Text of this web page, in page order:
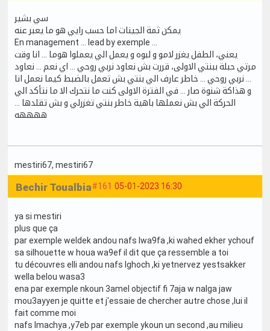
سي بشير
يمكن ثمة الجينات اما حسب رايي هو ما يعبر عنه
En management … lead by exemple …
يعني، الطفل يغزر لامو و لبوه و يعمل الي يعملوا هوما … انا وقت
مرتي حبلة ببنتي الاولى، قررت بش نعاود نربي روحي … اي نعم … نعاود
و هذاكة شنوة صار … في الفترة الاولى كنت ما نتحرك الا ما نتأكد الي
الحركة الي بش نعملها باهية خاطر بنتي تغزرلي و بش تقلدها …
ههههه
mestiri67, mestiri67
#161 05-01-2023 16:30
Bechir Toualbia
ya si mestiri
plus que ça
par exemple weldek andou nafs lwa9fa ,ki wahed ekher ychouf
sa silhouette w houa wa9ef il dit que ça ressemble a toi
tu découvres elli andou nafs lghoch ,ki yetnervez yestsakker
wella belou wasa3
ena par exemple nkoun 3amel objectif fi 7aja w nalga jaw
mou3ayyen je quitte et j'essaie de chercher autre chose ,lui il
fait comme moi
nafs lmachya ,y7eb par exemple ykoun un second ,au milieu